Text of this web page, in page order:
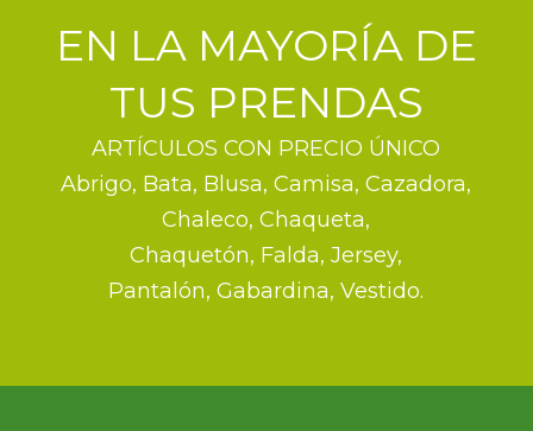
EN LA MAYORÍA DE
TUS PRENDAS
ARTÍCULOS CON PRECIO ÚNICO
Abrigo, Bata, Blusa, Camisa, Cazadora,
Chaleco, Chaqueta,
Chaquetón, Falda, Jersey,
Pantalón, Gabardina, Vestido.